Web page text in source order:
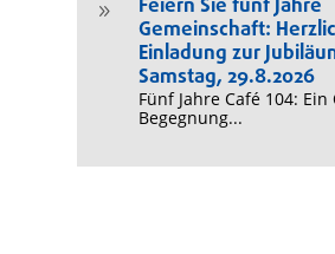
9
Feiern Sie fünf Jahre
Gemeinschaft:
Einladung zur
Samstag, 29.8.2026
Fünf Jahre Café 104:
Begegnung...